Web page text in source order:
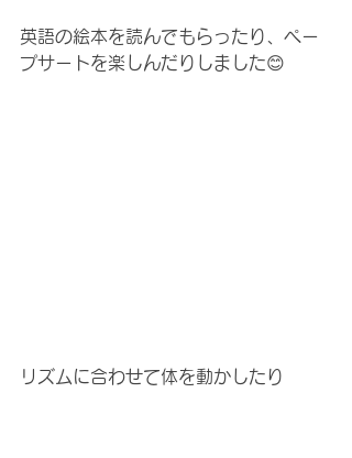
英語の絵本を読んでもらったり、ペー
プサートを楽しんだりしました😊
リズムに合わせて体を動かしたり